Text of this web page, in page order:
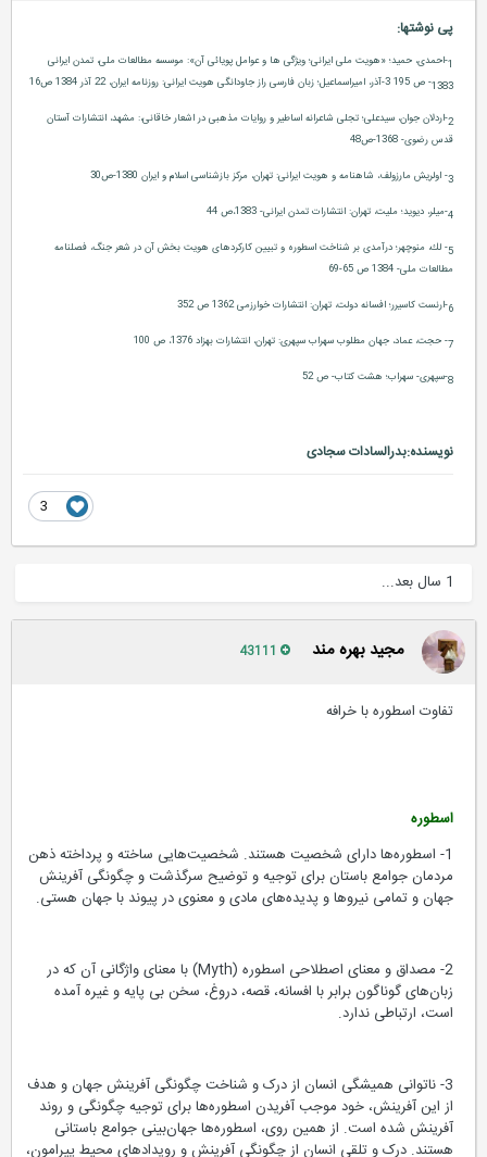
پی نوشتها:
احمدی، حمید؛ «هویت ملی ایرانی؛ ویژگی ها و عوامل پویائی آن»: موسسه مطالعات ملی، تمدن ایرانی
1383- ص 195 3-آذر، امیراسماعیل؛ زبان فارسی راز جاودانگی هویت ایرانی: روزنامه ایران، 22 آذر 1384 ص16
اردلان جوان، سیدعلی؛ تجلی شاعرانه اساطیر و روایات مذهبی در اشعار خاقانی،: مشهد، انتشارات آستان
قدس رضوی- 1368-ص48
اولریش مارزولف، شاهنامه و هویت ایرانی: تهران، مركز بازشناسی اسلام و ایران 1380-ص30
میلر، دیوید؛ ملیت، تهران: انتشارات تمدن ایرانی- 1383،ص 44
لك، منوچهر؛ درآمدی بر شناخت اسطوره و تبیین كاركردهای هویت بخش آن در شعر جنگ، فصلنامه
مطالعات ملی- 1384 ص 65-69
ارنست كاسیرر؛ افسانه دولت، تهران: انتشارات خوارزمی 1362 ص 352
حجت، عماد، جهان مطلوب سهراب سپهری: تهران، انتشارات بهزاد 1376، ص 100
سپهری- سهراب؛ هشت كتاب- ص 52
نویسنده:بدرالسادات سجادی
مجید بهره مند
تفاوت اسطوره با خرافه
اسطوره
1- اسطوره‌ها دارای شخصیت‌ هستند. شخصیت‌هایی ساخته و پرداخته ذهن
مردمان جوامع باستان برای توجیه و توضیح سرگذشت و چگونگی آفرینش
جهان و تمامی نیروها و پدیده‌های مادی و معنوی در پیوند با جهان هستی.
2- مصداق و معنای اصطلاحی اسطوره (Myth) با معنای واژگانی آن که در
زبان‌های گوناگون برابر با افسانه، قصه، دروغ، سخن بی پایه و غیره آمده
است، ارتباطی ندارد.
3- ناتوانی همیشگی انسان از درک و شناخت چگونگی آفرینش جهان و هدف
از این آفرینش، خود موجب آفریدن اسطوره‌ها برای توجیه چگونگی و روند
آفرینش شده است. از همین روی، اسطوره‌ها جهان‌بینی جوامع باستانی
هستند. درک و تلقی انسان از چگونگی آفرینش و رویدادهای محیط پیرامون،